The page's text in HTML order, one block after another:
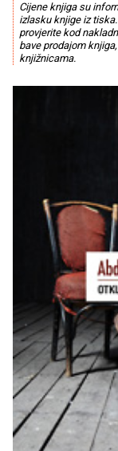
Cijene knjiga su
izlasku knjige iz
provjerite kod
bave prodajom
knjižnicama.